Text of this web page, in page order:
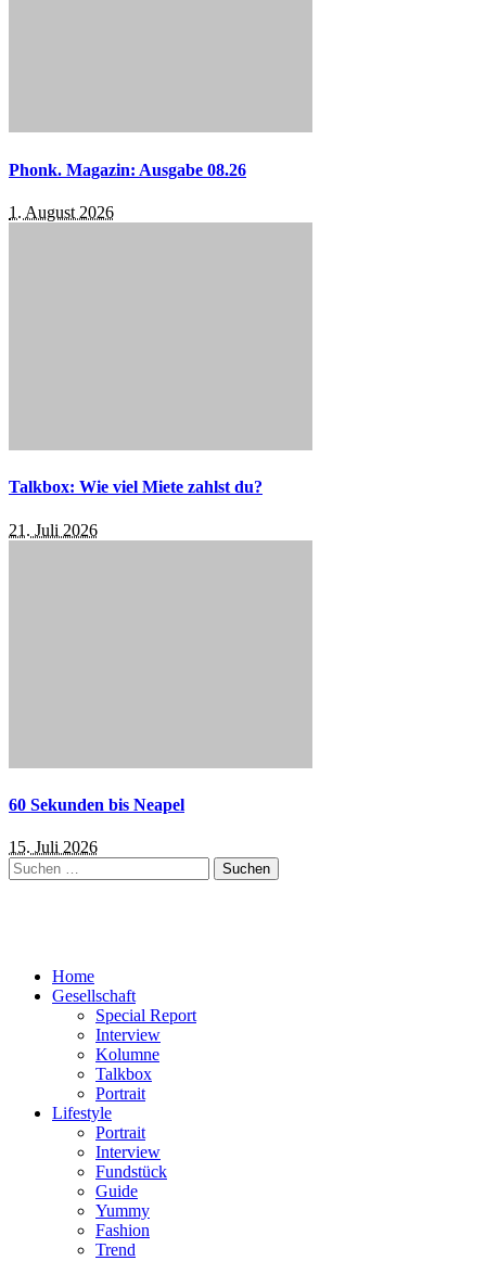
Phonk. Magazin: Ausgabe 08.26
1. August 2026
Talkbox: Wie viel Miete zahlst du?
21. Juli 2026
60 Sekunden bis Neapel
15. Juli 2026
Suchen
nach:
Home
Gesellschaft
Special Report
Interview
Kolumne
Talkbox
Portrait
Lifestyle
Portrait
Interview
Fundstück
Guide
Yummy
Fashion
Trend